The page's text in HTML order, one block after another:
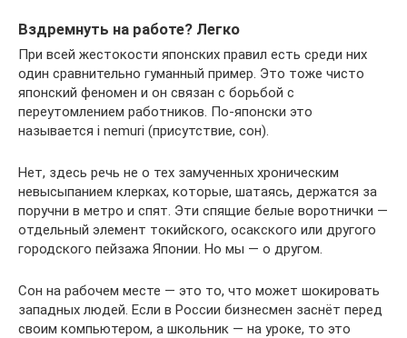
Вздремнуть на работе? Легко
При всей жестокости японских правил есть среди них
один сравнительно гуманный пример. Это тоже чисто
японский феномен и он связан с борьбой с
переутомлением работников. По-японски это
называется i nemuri (присутствие, сон).
Нет, здесь речь не о тех замученных хроническим
невысыпанием клерках, которые, шатаясь, держатся за
поручни в метро и спят. Эти спящие белые воротнички —
отдельный элемент токийского, осакского или другого
городского пейзажа Японии. Но мы — о другом.
Сон на рабочем месте — это то, что может шокировать
западных людей. Если в России бизнесмен заснёт перед
своим компьютером, а школьник — на уроке, то это